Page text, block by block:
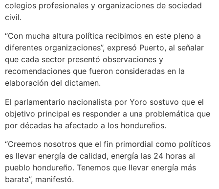
colegios profesionales y organizaciones de sociedad
civil.
“Con mucha altura política recibimos en este pleno a
diferentes organizaciones”, expresó Puerto, al señalar
que cada sector presentó observaciones y
recomendaciones que fueron consideradas en la
elaboración del dictamen.
El parlamentario nacionalista por Yoro sostuvo que el
objetivo principal es responder a una problemática que
por décadas ha afectado a los hondureños.
“Creemos nosotros que el fin primordial como políticos
es llevar energía de calidad, energía las 24 horas al
pueblo hondureño. Tenemos que llevar energía más
barata”, manifestó.